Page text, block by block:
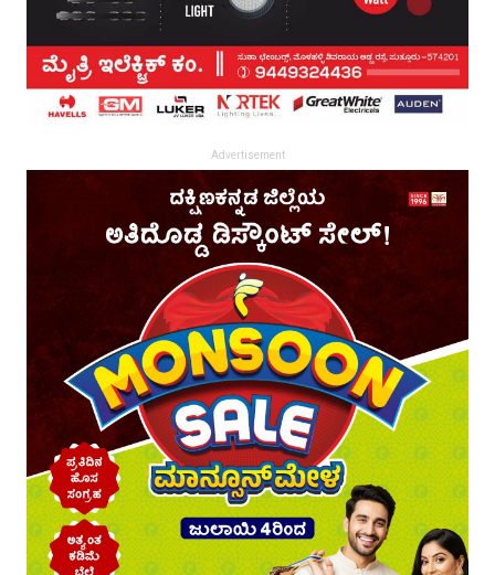
Advertisement